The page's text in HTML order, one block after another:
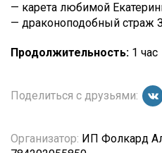
— карета любимой
— драконоподобный страж
Продолжительность: 1 час
Поделиться с друзьями:
Организатор: ИП Фолкард